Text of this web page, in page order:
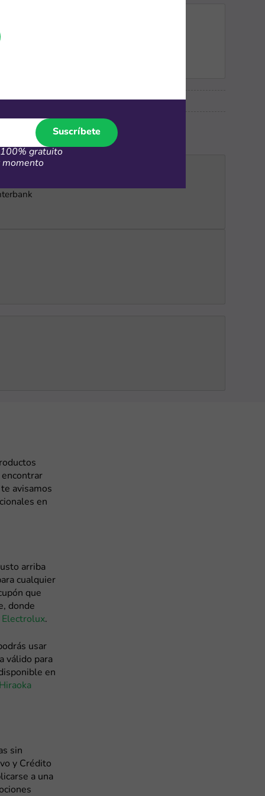
avisamos
en
arriba
cualquier
que
donde
Electrolux.
usar
válido para
en
sin
y Crédito
a una
Suscríbete
100% gratuito
momento